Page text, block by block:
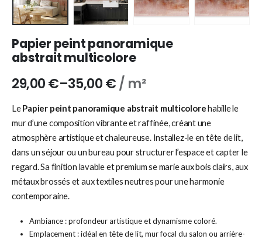
Papier peint panoramique
abstrait multicolore
29,00€–35,00€/ m²
LePapier peint panoramique abstrait multicolorehabille le
mur d’une composition vibrante et raffinée, créant une
atmosphère artistique et chaleureuse. Installez-le en tête de lit,
dans un séjour ou un bureau pour structurer l’espace et capter le
regard. Sa finition lavable et premium se marie aux bois clairs, aux
métaux brossés et aux textiles neutres pour une harmonie
contemporaine.
Ambiance : profondeur artistique et dynamisme coloré.
Emplacement : idéal en tête de lit, mur focal du salon ou arrière-